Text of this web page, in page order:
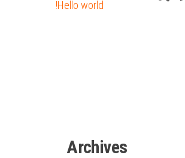
Hello world!
Archives